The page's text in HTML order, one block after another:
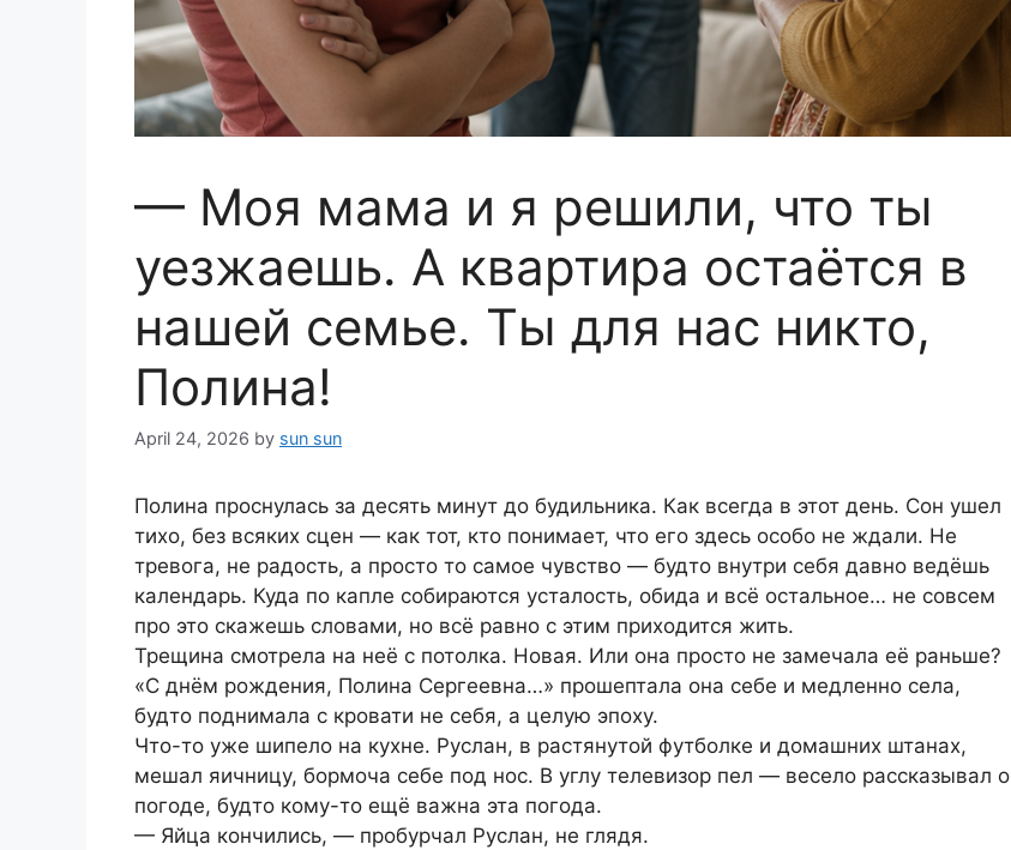
— Моя мама и я решили, что ты
уезжаешь. А квартира остаётся в
нашей семье. Ты для нас никто,
Полина!
April 24, 2026 by sun sun
Полина проснулась за десять минут до будильника. Как всегда в этот день. Сон ушел
тихо, без всяких сцен — как тот, кто понимает, что его здесь особо не ждали. Не
тревога, не радость, а просто то самое чувство — будто внутри себя давно ведёшь
календарь. Куда по капле собираются усталость, обида и всё остальное… не совсем
про это скажешь словами, но всё равно с этим приходится жить.
Трещина смотрела на неё с потолка. Новая. Или она просто не замечала её раньше?
«С днём рождения, Полина Сергеевна…» прошептала она себе и медленно села,
будто поднимала с кровати не себя, а целую эпоху.
Что-то уже шипело на кухне. Руслан, в растянутой футболке и домашних штанах,
мешал яичницу, бормоча себе под нос. В углу телевизор пел — весело рассказывал о
погоде, будто кому-то ещё важна эта погода.
— Яйца кончились, — пробурчал Руслан, не глядя.